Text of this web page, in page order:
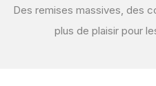
Des remises massives, des
plus de plaisir pour